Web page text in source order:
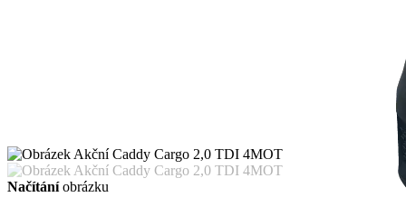
Načítáníobrázku